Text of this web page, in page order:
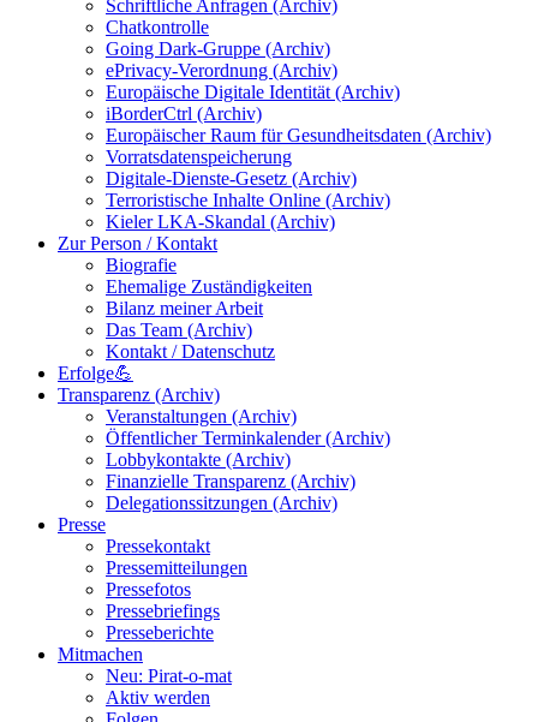
Schriftliche Anfragen (Archiv)
Chatkontrolle
Going Dark-Gruppe (Archiv)
ePrivacy-Verordnung (Archiv)
Europäische Digitale Identität (Archiv)
iBorderCtrl (Archiv)
Europäischer Raum für Gesundheitsdaten (Archiv)
Vorratsdatenspeicherung
Digitale-Dienste-Gesetz (Archiv)
Terroristische Inhalte Online (Archiv)
Kieler LKA-Skandal (Archiv)
Zur Person / Kontakt
Biografie
Ehemalige Zuständigkeiten
Bilanz meiner Arbeit
Das Team (Archiv)
Kontakt / Datenschutz
Erfolge💪
Transparenz (Archiv)
Veranstaltungen (Archiv)
Öffentlicher Terminkalender (Archiv)
Lobbykontakte (Archiv)
Finanzielle Transparenz (Archiv)
Delegationssitzungen (Archiv)
Presse
Pressekontakt
Pressemitteilungen
Pressefotos
Pressebriefings
Presseberichte
Mitmachen
Neu: Pirat-o-mat
Aktiv werden